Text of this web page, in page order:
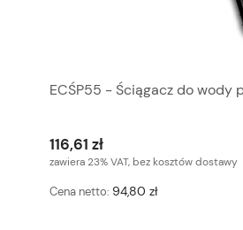
ECŚP55 - Ściągacz do wody
116,61 zł
zawiera 23% VAT, bez kosztów dostawy
Cena netto: 94,80 zł